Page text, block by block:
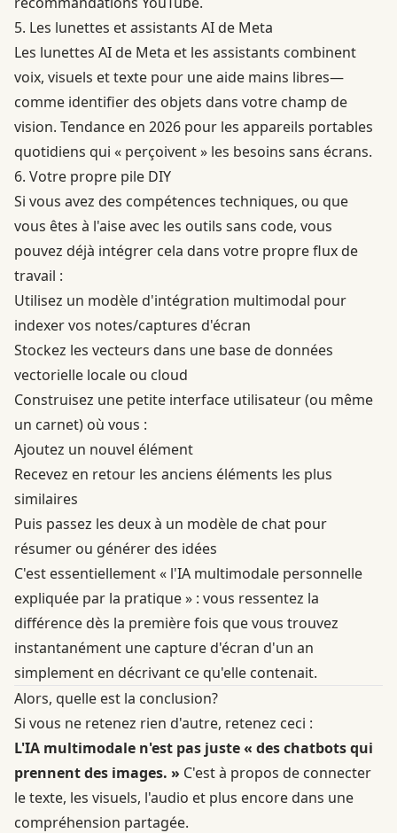
5. Les lunettes et assistants AI de Meta
Les lunettes AI de Meta et les assistants combinent
voix, visuels et texte pour une aide mains libres—
comme identifier des objets dans votre champ de
vision. Tendance en 2026 pour les appareils portables
quotidiens qui « perçoivent » les besoins sans écrans.
6. Votre propre pile DIY
Si vous avez des compétences techniques, ou que
vous êtes à l'aise avec les outils sans code, vous
pouvez déjà intégrer cela dans votre propre flux de
travail :
Utilisez un modèle d'intégration multimodal pour
indexer vos notes/captures d'écran
Stockez les vecteurs dans une base de données
vectorielle locale ou cloud
Construisez une petite interface utilisateur (ou même
un carnet) où vous :
Ajoutez un nouvel élément
Recevez en retour les anciens éléments les plus
similaires
Puis passez les deux à un modèle de chat pour
résumer ou générer des idées
C'est essentiellement « l'IA multimodale personnelle
expliquée par la pratique » : vous ressentez la
différence dès la première fois que vous trouvez
instantanément une capture d'écran d'un an
simplement en décrivant ce qu'elle contenait.
Alors, quelle est la conclusion?
Si vous ne retenez rien d'autre, retenez ceci :
L'IA multimodale n'est pas juste « des chatbots qui
prennent des images. » C'est à propos de connecter
le texte, les visuels, l'audio et plus encore dans une
compréhension partagée.